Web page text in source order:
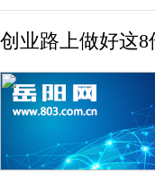
创业路上做好这